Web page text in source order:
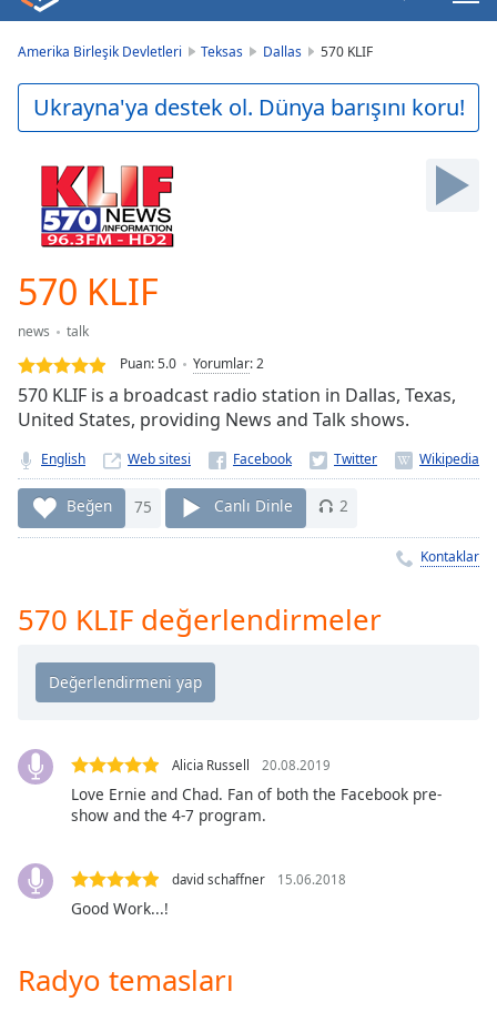
Player
Play
Video
Skip
Backward
Skip
Forward
Current
Time0:00
Loaded:
0.00%
Stream
Seek to
live,
currently
behind
liveLIVE
Playback
Rate
Chapters
Chapters
descriptions
off
selected
Amerika Birleşik Devletleri Teksas Dallas 570 KLIF
Ukrayna'ya destek ol. Dünya barışını koru!
570 KLIF
news
talk
Puan:5.0 Yorumlar:2
570 KLIF is a broadcast radio station in Dallas, Texas,
United States, providing News and Talk shows.
English Web sitesi
Beğen 75 Canlı Dinle 2
Kontaklar
570 KLIF değerlendirmeler
Alicia Russell 20.08.2019
Love Ernie and Chad. Fan of both the Facebook pre-
show and the 4-7 program.
david schaffner 15.06.2018
Good Work...!
Radyo temasları